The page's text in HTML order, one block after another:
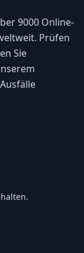
9000 Online-
Prüfen
Sie